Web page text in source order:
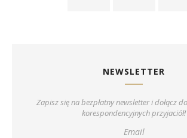
NEWSLETTER
Zapisz się na bezpłatny newsletter i dołącz
korespondencyjnych przyjaciół!
Email